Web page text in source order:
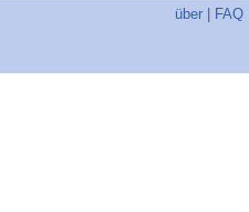
über FAQ